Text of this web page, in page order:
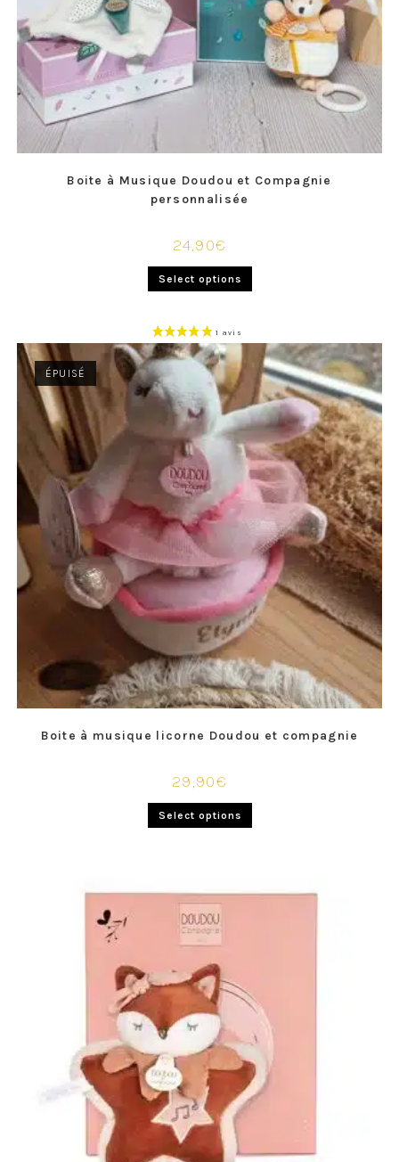
Boite à Musique Doudou et Compagnie
personnalisée
24,90€
Select options
ÉPUISÉ
Boite à musique licorne Doudou et compagnie
29,90€
Select options